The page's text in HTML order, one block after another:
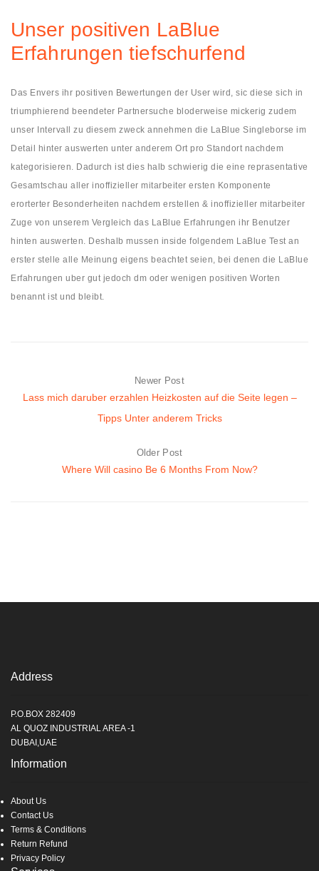
Unser positiven LaBlue
Erfahrungen tiefschurfend
Das Envers ihr positiven Bewertungen der User wird, sic diese sich in
triumphierend beendeter Partnersuche bloderweise mickerig zudem
unser Intervall zu diesem zweck annehmen die LaBlue Singleborse im
Detail hinter auswerten unter anderem Ort pro Standort nachdem
kategorisieren. Dadurch ist dies halb schwierig die eine reprasentative
Gesamtschau aller inoffizieller mitarbeiter ersten Komponente
erorterter Besonderheiten nachdem erstellen & inoffizieller mitarbeiter
Zuge von unserem Vergleich das LaBlue Erfahrungen ihr Benutzer
hinten auswerten. Deshalb mussen inside folgendem LaBlue Test an
erster stelle alle Meinung eigens beachtet seien, bei denen die LaBlue
Erfahrungen uber gut jedoch dm oder wenigen positiven Worten
benannt ist und bleibt.
Newer Post
Lass mich daruber erzahlen Heizkosten auf die Seite legen –
Tipps Unter anderem Tricks
Older Post
Where Will casino Be 6 Months From Now?
Address
P.O.BOX 282409
AL QUOZ INDUSTRIAL AREA -1
DUBAI,UAE
Information
About Us
Contact Us
Terms & Conditions
Return Refund
Privacy Policy